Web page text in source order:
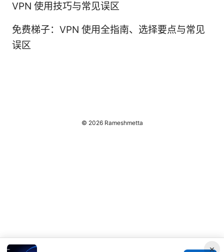
VPN 使用技巧与常见误区
免费梯子：VPN 使用全指南、选择要点与常见
误区
×
© 2026 Rameshmetta